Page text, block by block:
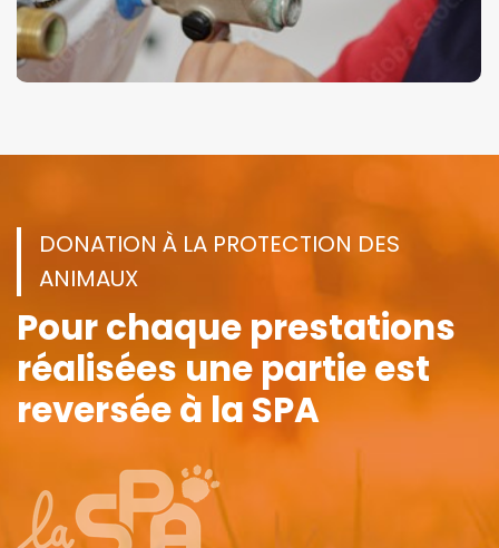
DONATION À LA PROTECTION DES
ANIMAUX
Pour chaque prestations
réalisées une partie est
reversée à la SPA